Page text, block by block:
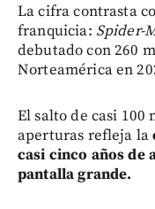
La cifra contrasta
franquicia: Spider-
debutado con 260
Norteamérica en
El salto de casi 100
aperturas refleja la
casi cinco años de
pantalla grande.